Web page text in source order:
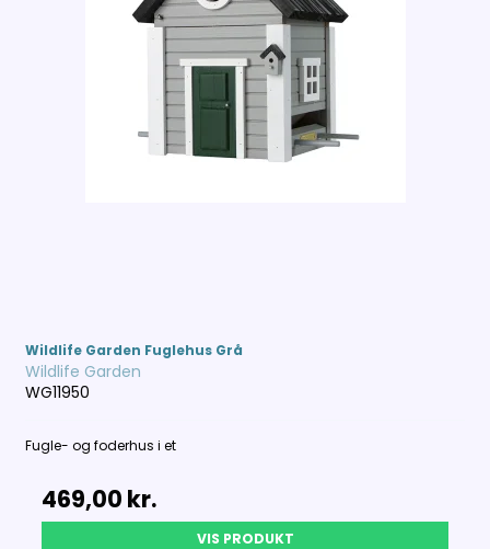
Wildlife Garden Fuglehus Grå
Wildlife Garden
WG11950
Fugle- og foderhus i et
469,00 kr.
VIS PRODUKT